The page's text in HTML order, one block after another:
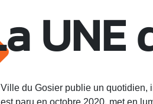
UNE
du Gosier publie un quotidien,
paru en octobre 2020, met en